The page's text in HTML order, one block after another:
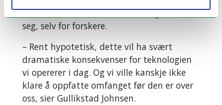
En 1000 års hendelse er vanskelig å se for
seg, selv for forskere.
– Rent hypotetisk, dette vil ha svært
dramatiske konsekvenser for teknologien
vi opererer i dag. Og vi ville kanskje ikke
klare å oppfatte omfanget før den er over
oss, sier Gullikstad Johnsen.